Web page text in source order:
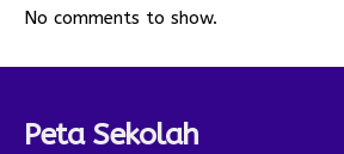
No comments to show.
Peta Sekolah